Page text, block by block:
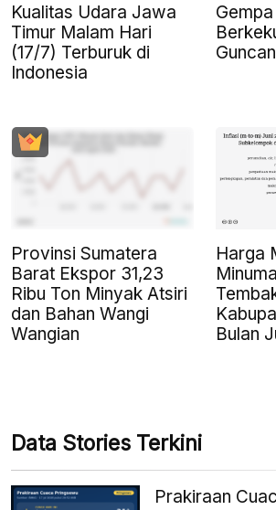
Kualitas Udara Jawa
Timur Malam Hari
(17/7) Terburuk di
Indonesia
Provinsi Sumatera
Barat Ekspor 31,23
Ribu Ton Minyak Atsiri
dan Bahan Wangi
Wangian
Harga
Bulan
Data Stories Terkini
Prakiraan